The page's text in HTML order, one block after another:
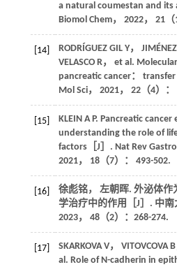
a natural coumestan and its
Biomol Chem， 2022， 21（
[14] RODRÍGUEZ GIL Y，
VELASCO R， et al.
pancreatic cancer：
Mol Sci， 2021， 22（4）：
[15] KLEIN A P. Pancreatic cancer
understanding the role of
factors［J］. Nat Rev
2021， 18（7）： 493-502.
[16]
徐彪铭， 左朝晖. 外泌体
学治疗中的作用［J］. 中南
2023， 48（2）：268-274.
[17] SKARKOVA V， VITOVCOVA B
al. Role of N-cadherin in